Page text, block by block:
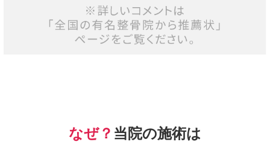
なぜ？ 当院の施術は